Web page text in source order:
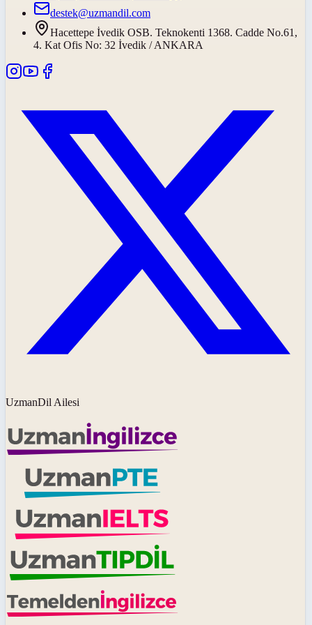
destek@uzmandil.com
Hacettepe İvedik OSB. Teknokenti 1368. Cadde No.61,
4. Kat Ofis No: 32 İvedik / ANKARA
UzmanDil Ailesi